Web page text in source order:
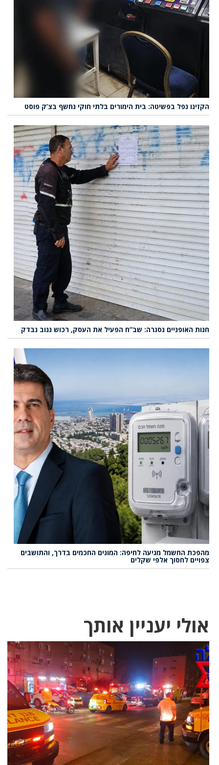
הקזינו נפל בפשיטה: בית הימורים בלתי חוקי נחשף בצ’ק פוסט
חנות האופניים נסגרה: שב”ח הפעיל את העסק, רכוש גנוב נבדק
מהפכת החשמל מגיעה לחיפה: המונים החכמים בדרך, והתושבים
צפויים לחסוך אלפי שקלים
אולי יעניין אותך